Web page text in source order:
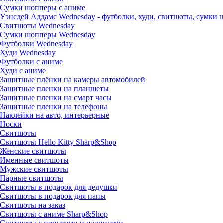
Сумки шопперы с аниме
Уэнсдей Аддамс Wednesday - футболки, худи, свитшоты, сумки
Свитшоты Wednesday
Сумки шопперы Wednesday
Футболки Wednesday
Худи Wednesday
Футболки с аниме
Худи с аниме
Защитные плёнки на камеры автомобилей
Защитные пленки на планшеты
Защитные пленки на смарт часы
Защитные пленки на телефоны
Наклейки на авто, интерьерные
Носки
Свитшоты
Cвитшоты Hello Kitty Sharp&Shop
Женские свитшоты
Именные свитшоты
Мужские свитшоты
Парные свитшоты
Свитшоты в подарок для дедушки
Свитшоты в подарок для папы
Свитшоты на заказ
Свитшоты с аниме Sharp&Shop